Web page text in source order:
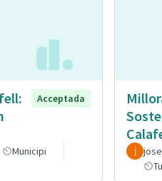
Acceptada
Municipi